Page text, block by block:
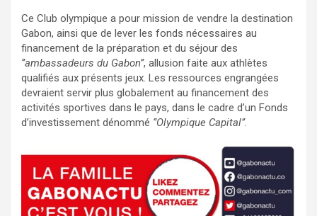
Ce Club olympique a pour mission de vendre la destination
Gabon, ainsi que de lever les fonds nécessaires au
financement de la préparation et du séjour des
‘’ambassadeurs du Gabon’’, allusion faite aux athlètes
qualifiés aux présents jeux. Les ressources engrangées
devraient servir plus globalement au financement des
activités sportives dans le pays, dans le cadre d’un Fonds
d’investissement dénommé ‘’Olympique Capital’’.